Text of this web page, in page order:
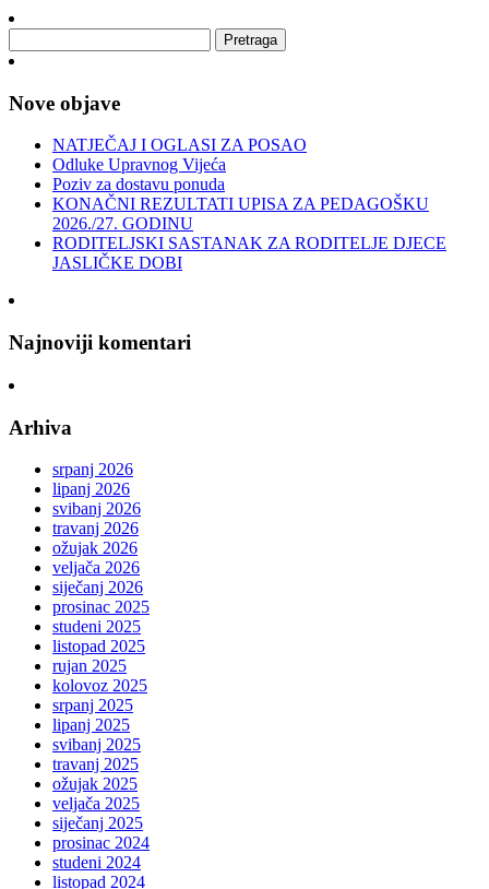
Nove objave
NATJEČAJ I OGLASI ZA POSAO
Odluke Upravnog Vijeća
Poziv za dostavu ponuda
KONAČNI REZULTATI UPISA ZA PEDAGOŠKU
2026./27. GODINU
RODITELJSKI SASTANAK ZA RODITELJE DJECE
JASLIČKE DOBI
Najnoviji komentari
Arhiva
srpanj 2026
lipanj 2026
svibanj 2026
travanj 2026
ožujak 2026
veljača 2026
siječanj 2026
prosinac 2025
studeni 2025
listopad 2025
rujan 2025
kolovoz 2025
srpanj 2025
lipanj 2025
svibanj 2025
travanj 2025
ožujak 2025
veljača 2025
siječanj 2025
prosinac 2024
studeni 2024
listopad 2024